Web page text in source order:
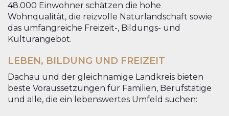
48.000 Einwohner schätzen die hohe
Wohnqualität, die reizvolle Naturlandschaft sowie
das umfangreiche Freizeit-, Bildungs- und
Kulturangebot.
LEBEN, BILDUNG UND FREIZEIT
Dachau und der gleichnamige Landkreis bieten
beste Voraussetzungen für Familien, Berufstätige
und alle, die ein lebenswertes Umfeld suchen: